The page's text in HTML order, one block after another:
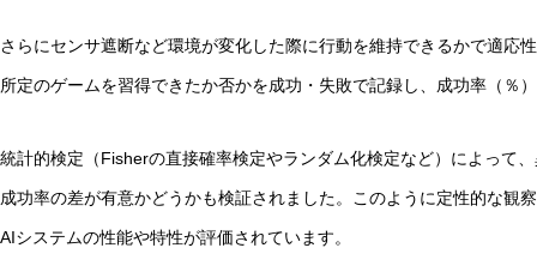
さらにセンサ遮断など環境が変化した際に行動を維持できるかで適応
所定のゲームを習得できたか否かを成功・失敗で記録し、成功率（％
統計的検定（Fisherの直接確率検定やランダム化検定など）によって
成功率の差が有意かどうかも検証されました。このように定性的な観
AIシステムの性能や特性が評価されています。